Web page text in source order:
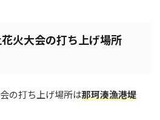
火大会の打ち上げ場所
の打ち上げ場所は那珂湊漁港堤